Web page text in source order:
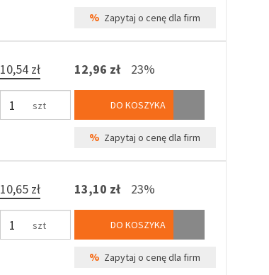
% Zapytaj o cenę dla firm
10,54 zł
szt
12,96 zł 23%
DO KOSZYKA
% Zapytaj o cenę dla firm
10,65 zł
szt
13,10 zł 23%
DO KOSZYKA
% Zapytaj o cenę dla firm